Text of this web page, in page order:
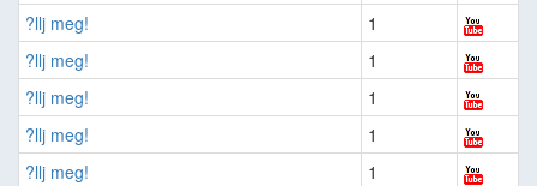
?llj meg!
1
?llj meg!
1
?llj meg!
1
?llj meg!
1
?llj meg!
1